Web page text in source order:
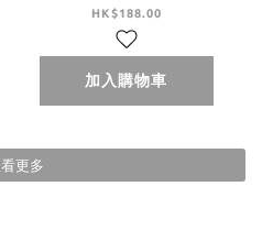
rococo
HK$188.00
加入購物車
更多